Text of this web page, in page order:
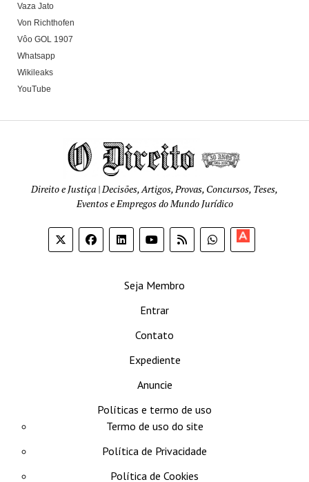
Vaza Jato
Von Richthofen
Vôo GOL 1907
Whatsapp
Wikileaks
YouTube
Direito e Justiça | Decisões, Artigos, Provas, Concursos, Teses,
Eventos e Empregos do Mundo Jurídico
Seja Membro
Entrar
Contato
Expediente
Anuncie
Políticas e termo de uso
Termo de uso do site
Política de Privacidade
Política de Cookies